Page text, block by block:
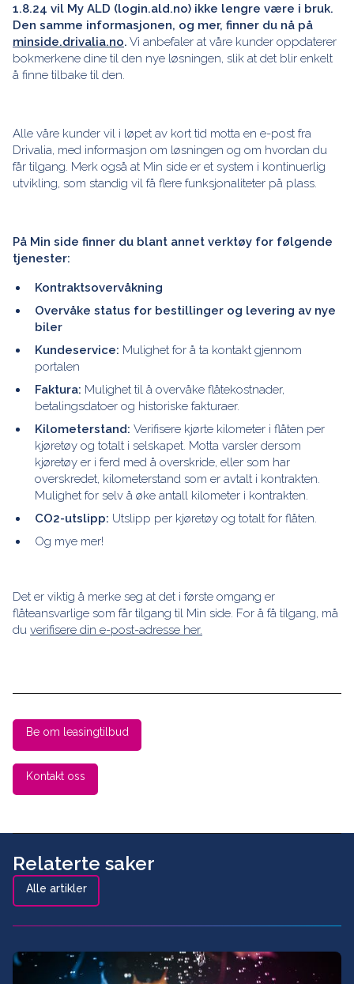
1.8.24 vil My ALD (login.ald.no) ikke lengre være i bruk.
Den samme informasjonen, og mer, finner du nå på
minside.drivalia.no. Vi anbefaler at våre kunder oppdaterer
bokmerkene dine til den nye løsningen, slik at det blir enkelt
å finne tilbake til den.
Alle våre kunder vil i løpet av kort tid motta en e-post fra
Drivalia, med informasjon om løsningen og om hvordan du
får tilgang. Merk også at Min side er et system i kontinuerlig
utvikling, som standig vil få flere funksjonaliteter på plass.
På Min side finner du blant annet verktøy for følgende
tjenester:
Kontraktsovervåkning
Overvåke status for bestillinger og levering av nye
biler
Kundeservice: Mulighet for å ta kontakt gjennom
portalen
Faktura: Mulighet til å overvåke flåtekostnader,
betalingsdatoer og historiske fakturaer.
Kilometerstand: Verifisere kjørte kilometer i flåten per
kjøretøy og totalt i selskapet. Motta varsler dersom
kjøretøy er i ferd med å overskride, eller som har
overskredet, kilometerstand som er avtalt i kontrakten.
Mulighet for selv å øke antall kilometer i kontrakten.
CO2-utslipp: Utslipp per kjøretøy og totalt for flåten.
Og mye mer!
Det er viktig å merke seg at det i første omgang er
flåteansvarlige som får tilgang til Min side. For å få tilgang, må
du verifisere din e-post-adresse her.
Be om leasingtilbud
Kontakt oss
Relaterte saker
Alle artikler